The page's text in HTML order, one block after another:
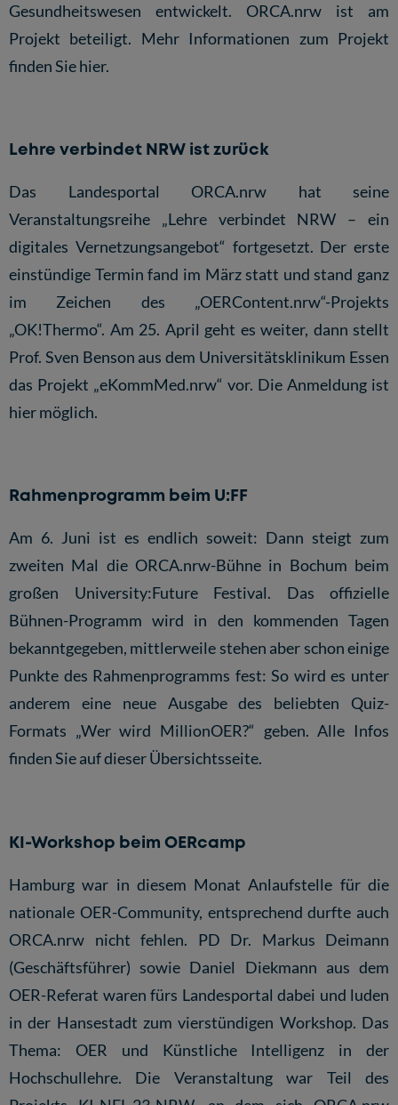
Gesundheitswesen entwickelt. ORCA.nrw ist am
Projekt beteiligt. Mehr Informationen zum Projekt
finden Siehier.
Lehre verbindet NRW ist zurück
Das Landesportal ORCA.nrw hat seine
Veranstaltungsreihe „Lehre verbindet NRW – ein
digitales Vernetzungsangebot“ fortgesetzt. Der erste
einstündige Termin fand im März statt und stand ganz
im Zeichen des „OERContent.nrw“-Projekts
„OK!Thermo“. Am 25. April geht es weiter, dann stellt
Prof. Sven Benson aus dem Universitätsklinikum Essen
das Projekt „eKommMed.nrw“ vor. Die Anmeldung ist
hier möglich.
Rahmenprogramm beim U:FF
Am 6. Juni ist es endlich soweit: Dann steigt zum
zweiten Mal die ORCA.nrw-Bühne in Bochum beim
großen University:Future Festival. Das offizielle
Bühnen-Programm wird in den kommenden Tagen
bekanntgegeben, mittlerweile stehen aber schon einige
Punkte des Rahmenprogramms fest: So wird es unter
anderem eine neue Ausgabe des beliebten Quiz-
Formats „Wer wird MillionOER?“ geben.Alle Infos
finden Sie auf dieser Übersichtsseite.
KI-Workshop beim OERcamp
Hamburg war in diesem Monat Anlaufstelle für die
nationale OER-Community, entsprechend durfte auch
ORCA.nrw nicht fehlen. PD Dr. Markus Deimann
(Geschäftsführer) sowie Daniel Diekmann aus dem
OER-Referat waren fürs Landesportal dabei und luden
in der Hansestadt zum vierstündigen Workshop. Das
Thema: OER und Künstliche Intelligenz in der
Hochschullehre. Die Veranstaltung war Teil des